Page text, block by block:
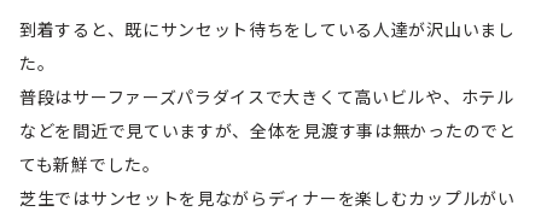
到着すると、既にサンセット待ちをしている人達が沢山いまし
た。
普段はサーファーズパラダイスで大きくて高いビルや、ホテル
などを間近で見ていますが、全体を見渡す事は無かったのでと
ても新鮮でした。
芝生ではサンセットを見ながらディナーを楽しむカップルがい